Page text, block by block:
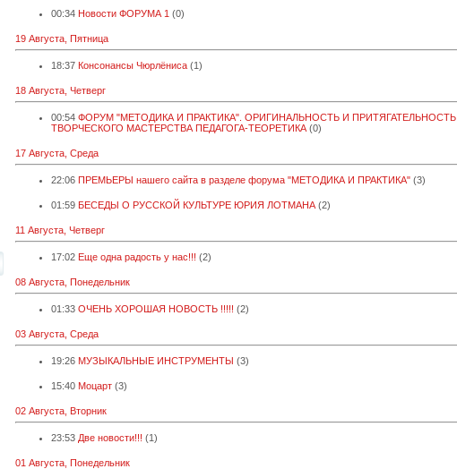
00:34 Новости ФОРУМА 1 (0)
19 Августа, Пятница
18:37 Консонансы Чюрлёниса (1)
18 Августа, Четверг
00:54 ФОРУМ "МЕТОДИКА И ПРАКТИКА". ОРИГИНАЛЬНОСТЬ И ПРИТЯГАТЕЛЬНОСТЬ
ТВОРЧЕСКОГО МАСТЕРСТВА ПЕДАГОГА-ТЕОРЕТИКА (0)
17 Августа, Среда
22:06 ПРЕМЬЕРЫ нашего сайта в разделе форума "МЕТОДИКА И ПРАКТИКА" (3)
01:59 БЕСЕДЫ О РУССКОЙ КУЛЬТУРЕ ЮРИЯ ЛОТМАНА (2)
11 Августа, Четверг
17:02 Еще одна радость у нас!!! (2)
08 Августа, Понедельник
01:33 ОЧЕНЬ ХОРОШАЯ НОВОСТЬ !!!!! (2)
03 Августа, Среда
19:26 МУЗЫКАЛЬНЫЕ ИНСТРУМЕНТЫ (3)
15:40 Моцарт (3)
02 Августа, Вторник
23:53 Две новости!!! (1)
01 Августа, Понедельник